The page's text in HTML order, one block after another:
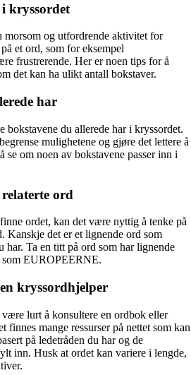
kryssordet
og utfordrende aktivitet for
et ord, som for eksempel
frustrerende. Her er noen tips for å
det kan ha ulikt antall bokstaver.
har
bokstavene du allerede har i kryssordet.
mulighetene og gjøre det lettere å
om noen av bokstavene passer inn i
ord
ordet, kan det være nyttig å tenke på
Kanskje det er et lignende ord som
har. Ta en titt på ord som har lignende
som EUROPEERNE.
kryssordhjelper
lurt å konsultere en ordbok eller
finnes mange ressurser på nettet som kan
på ledetråden du har og de
inn. Husk at ordet kan variere i lengde,